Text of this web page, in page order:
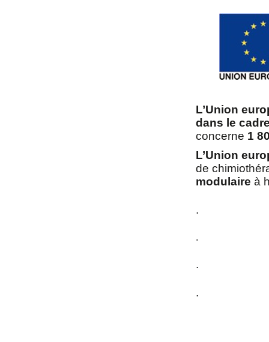
L’Union
dans le
concerne 1
L’Union
de
modulaire à
.
.
.
.